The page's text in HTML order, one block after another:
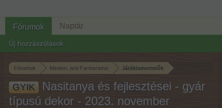
Fórumok Minden, ami Farmerama Játékismertetők
GYIK
Nasitanya és fejlesztései - gyár
típusú dekor - 2023. november
Fórumok
Új hozzászólások
Naptár